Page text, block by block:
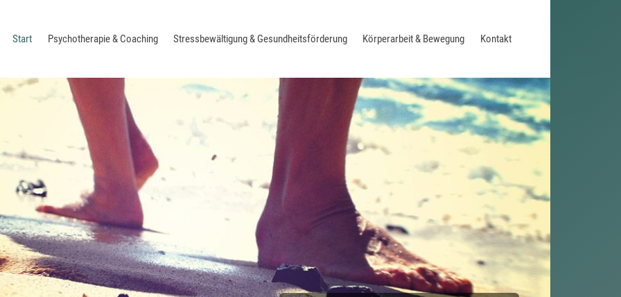
Start Psychotherapie & Coaching Stressbewältigung & Gesundheitsförderung Körperarbeit & Bewegung Kontakt